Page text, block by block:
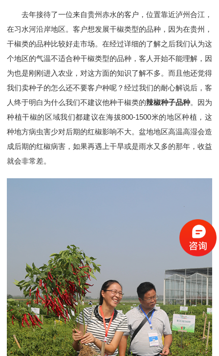
去年接待了一位来自贵州赤水的客户，位置靠近泸州合江，
在习水河沿岸地区。客户想发展干椒类型的品种，因为在贵州，
干椒类的品种比较好走市场。在经过详细的了解之后我们认为这
个地区的气温不适合种干椒类型的品种，客人开始不能理解，因
为也是刚刚进入农业，对这方面的知识了解不多。而且他还觉得
我们卖种子的怎么还不要客户种呢？经过我们的耐心解说后，客
人终于明白为什么我们不建议他种干椒类的辣椒种子品种。因为
种植干椒的区域我们都建议在海拔800-1500米的地区种植，这
种地方病虫害少对后期的红椒影响不大。盆地地区高温高湿会造
成后期的红椒病害，如果再遇上干旱或是雨水又多的那年，收益
就会非常差。